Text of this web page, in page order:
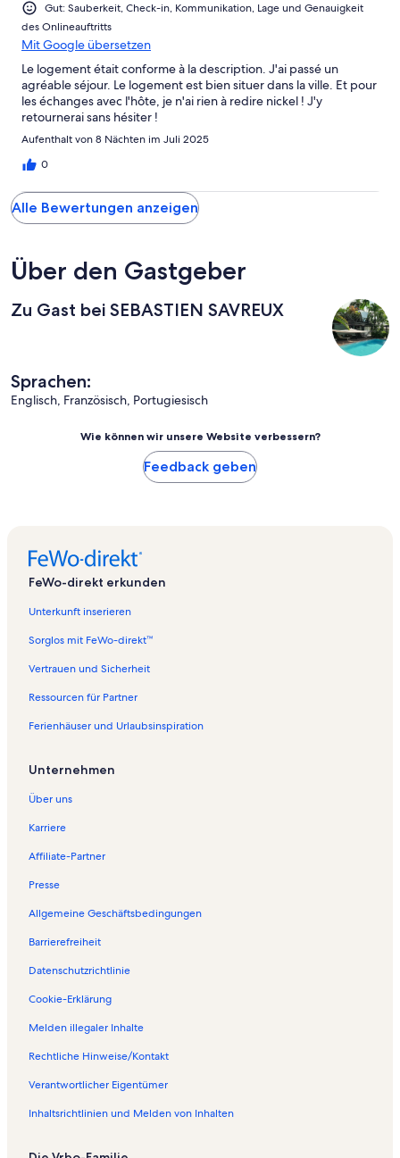
Gut: Sauberkeit, Check-in, Kommunikation, Lage und Genauigkeit
des Onlineauftritts
Mit Google übersetzen
Le logement était conforme à la description. J'ai passé un
agréable séjour. Le logement est bien situer dans la ville. Et pour
les échanges avec l'hôte, je n'ai rien à redire nickel ! J'y
retournerai sans hésiter !
Aufenthalt von 8 Nächten im Juli 2025
0
Alle Bewertungen anzeigen
Über den Gastgeber
Zu Gast bei SEBASTIEN SAVREUX
Sprachen:
Englisch, Französisch, Portugiesisch
Wie können wir unsere Website verbessern?
Feedback geben
FeWo-direkt erkunden
Unterkunft inserieren
Sorglos mit FeWo-direkt™
Vertrauen und Sicherheit
Ressourcen für Partner
Ferienhäuser und Urlaubsinspiration
Unternehmen
Über uns
Karriere
Affiliate-Partner
Presse
Allgemeine Geschäftsbedingungen
Barrierefreiheit
Datenschutzrichtlinie
Cookie-Erklärung
Melden illegaler Inhalte
Rechtliche Hinweise/Kontakt
Verantwortlicher Eigentümer
Inhaltsrichtlinien und Melden von Inhalten